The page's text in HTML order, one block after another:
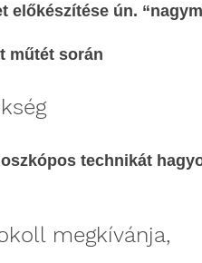
előkészítése ún.
műtét során
technikát
megkívánja,